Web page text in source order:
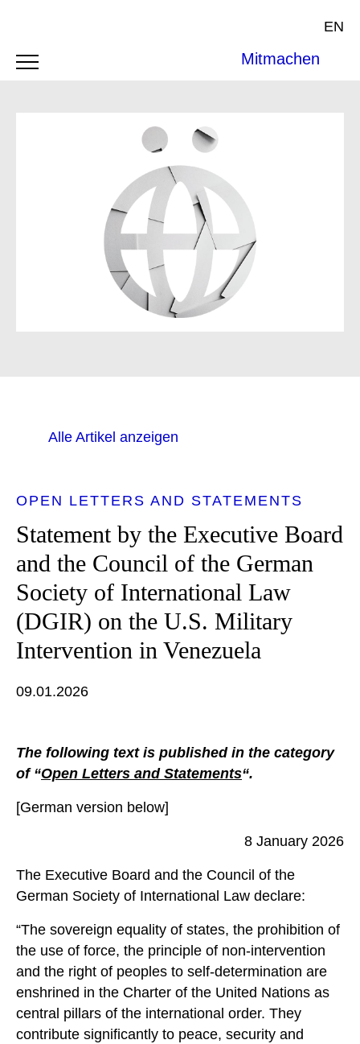
EN
Mitmachen
Alle Artikel anzeigen
OPEN LETTERS AND STATEMENTS
Statement by the Executive Board
and the Council of the German
Society of International Law
(DGIR) on the U.S. Military
Intervention in Venezuela
09.01.2026
The following text is published in the category
of “Open Letters and Statements“.
[German version below]
8 January 2026
The Executive Board and the Council of the
German Society of International Law declare:
“The sovereign equality of states, the prohibition of
the use of force, the principle of non-intervention
and the right of peoples to self-determination are
enshrined in the Charter of the United Nations as
central pillars of the international order. They
contribute significantly to peace, security and